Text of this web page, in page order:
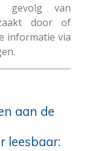
gevolg van
door of
informatie via
aan de